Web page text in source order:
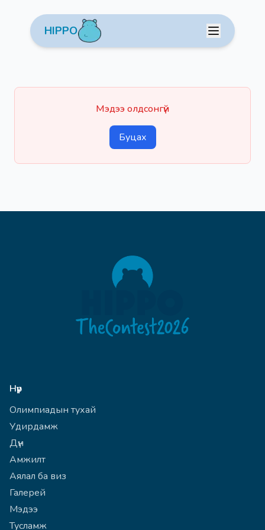
HIPPO
Мэдээ олдсонгүй
Буцах
Нүүр
Олимпиадын тухай
Удирдамж
Дүн
Амжилт
Аялал ба виз
Галерей
Мэдээ
Тусламж